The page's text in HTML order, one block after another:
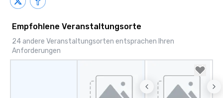
Empfohlene Veranstaltungsorte
24 andere Veranstaltungsorten entsprachen Ihren
Anforderungen